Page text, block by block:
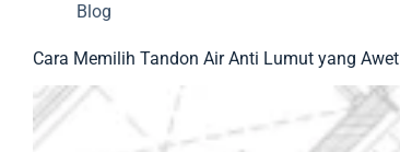
Blog
Cara Memilih Tandon Air Anti Lumut yang Awet